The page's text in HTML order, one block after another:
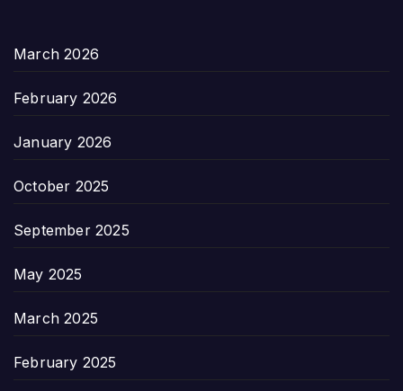
March 2026
February 2026
January 2026
October 2025
September 2025
May 2025
March 2025
February 2025